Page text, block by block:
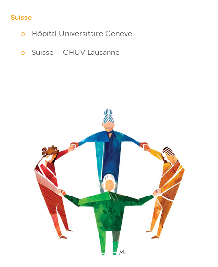
Suisse
Hôpital Universitaire Genève
Suisse – CHUV Lausanne